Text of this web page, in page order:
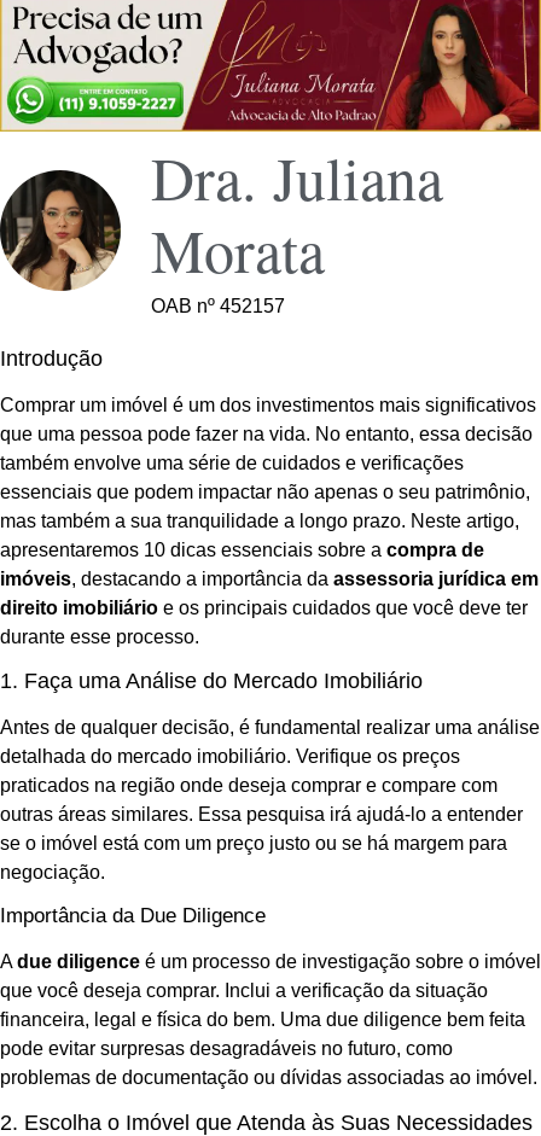
Dra. Juliana
Morata
OAB nº 452157
Introdução
Comprar um imóvel é um dos investimentos mais significativos
que uma pessoa pode fazer na vida. No entanto, essa decisão
também envolve uma série de cuidados e verificações
essenciais que podem impactar não apenas o seu patrimônio,
mas também a sua tranquilidade a longo prazo. Neste artigo,
apresentaremos 10 dicas essenciais sobre a compra de
imóveis, destacando a importância da assessoria jurídica em
direito imobiliário e os principais cuidados que você deve ter
durante esse processo.
1. Faça uma Análise do Mercado Imobiliário
Antes de qualquer decisão, é fundamental realizar uma análise
detalhada do mercado imobiliário. Verifique os preços
praticados na região onde deseja comprar e compare com
outras áreas similares. Essa pesquisa irá ajudá-lo a entender
se o imóvel está com um preço justo ou se há margem para
negociação.
Importância da Due Diligence
Adue diligence é um processo de investigação sobre o imóvel
que você deseja comprar. Inclui a verificação da situação
financeira, legal e física do bem. Uma due diligence bem feita
pode evitar surpresas desagradáveis no futuro, como
problemas de documentação ou dívidas associadas ao imóvel.
2. Escolha o Imóvel que Atenda às Suas Necessidades